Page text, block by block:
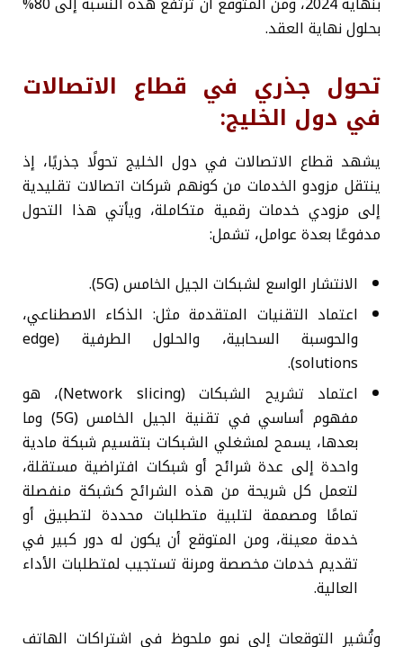
بحلول نهاية العقد.
تحول جذري في قطاع الاتصالات
في دول الخليج:
يشهد قطاع الاتصالات في دول الخليج تحولًا جذريًا، إذ
ينتقل مزودو الخدمات من كونهم شركات اتصالات تقليدية
إلى مزودي خدمات رقمية متكاملة، ويأتي هذا التحول
مدفوعًا بعدة عوامل، تشمل:
الانتشار الواسع لشبكات الجيل الخامس (5G).
اعتماد التقنيات المتقدمة مثل: الذكاء الاصطناعي،
والحوسبة السحابية، والحلول الطرفية (edge
solutions).
اعتماد تشريح الشبكات (Network slicing)، هو
مفهوم أساسي في تقنية الجيل الخامس (5G) وما
بعدها، يسمح لمشغلي الشبكات بتقسيم شبكة مادية
واحدة إلى عدة شرائح أو شبكات افتراضية مستقلة،
لتعمل كل شريحة من هذه الشرائح كشبكة منفصلة
تمامًا ومصممة لتلبية متطلبات محددة لتطبيق أو
خدمة معينة، ومن المتوقع أن يكون له دور كبير في
تقديم خدمات مخصصة ومرنة تستجيب لمتطلبات الأداء
العالية.
وتُشير التوقعات إلى نمو ملحوظ في اشتراكات الهاتف